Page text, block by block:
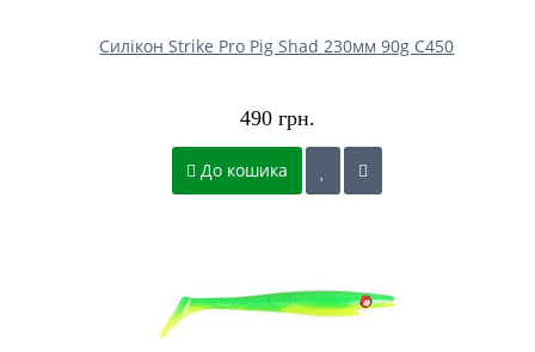
Силікон Strike Pro Pig Shad 230мм 90g C450
490 грн.
До кошика